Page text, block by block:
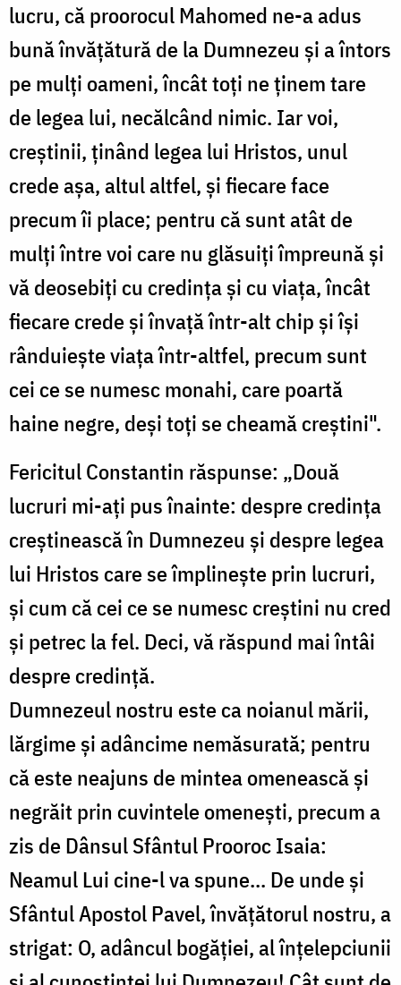
lucru, că proorocul Mahomed ne-a adus
bună învățătură de la Dumnezeu și a întors
pe mulți oameni, încât toți ne ținem tare
de legea lui, necălcând nimic. Iar voi,
creștinii, ținând legea lui Hristos, unul
crede așa, altul altfel, și fiecare face
precum îi place; pentru că sunt atât de
mulți între voi care nu glăsuiți împreună și
vă deosebiți cu credința și cu viața, încât
fiecare crede și învață într-alt chip și își
rânduiește viața într-altfel, precum sunt
cei ce se numesc monahi, care poartă
haine negre, deși toți se cheamă creștini".
Fericitul Constantin răspunse: „Două
lucruri mi-ați pus înainte: despre credința
creștinească în Dumnezeu și despre legea
lui Hristos care se împlinește prin lucruri,
și cum că cei ce se numesc creștini nu cred
și petrec la fel. Deci, vă răspund mai întâi
despre credință.
Dumnezeul nostru este ca noianul mării,
lărgime și adâncime nemăsurată; pentru
că este neajuns de mintea omenească și
negrăit prin cuvintele omenești, precum a
zis de Dânsul Sfântul Prooroc Isaia:
Neamul Lui cine-l va spune... De unde și
Sfântul Apostol Pavel, învățătorul nostru, a
strigat: O, adâncul bogăției, al înțelepciunii